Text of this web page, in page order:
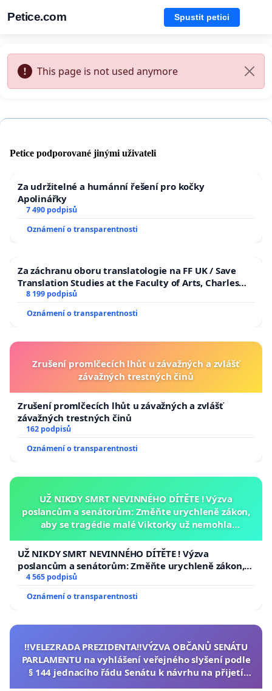
Petice.com Spustit petici
This page is not used anymore
Petice podporované jinými uživateli
Za udržitelné a humánní řešení pro kočky
Apolinářky
7 490 podpisů
Oznámení o transparentnosti
Za záchranu oboru translatologie na FF UK / Save
Translation Studies at the Faculty of Arts, Charles
University
8 199 podpisů
Oznámení o transparentnosti
Zrušení promlčecích lhůt u závažných a zvlášť
závažných trestných činů
Zrušení promlčecích lhůt u závažných a zvlášť
závažných trestných činů
162 podpisů
Oznámení o transparentnosti
UŽ NIKDY SMRT NEVINNÉHO DÍTĚTE ! Výzva
poslancům a senátorům: Změňte urychleně zákon,
aby se tragédie malé Viktorky už nemohla
UŽ NIKDY SMRT NEVINNÉHO DÍTĚTE ! Výzva
poslancům a senátorům: Změňte urychleně zákon,
aby se tragédie malé Viktorky už nemohla opakovat!
4 565 podpisů
Oznámení o transparentnosti
‼️VELEZRADA PREZIDENTA‼️VÝZVA OBČANŮ SENÁTU
PARLAMENTU na vyhlášení veřejného slyšení podle
§ 144 jednacího řádu Senátu k návrhu na přijetí